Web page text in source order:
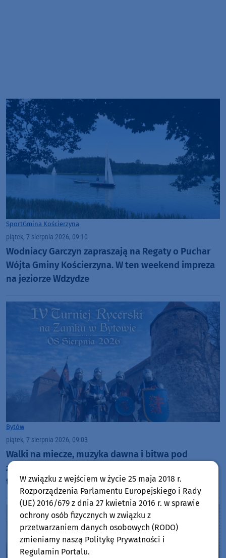
SportGmina Kościerzyna
piątek, 7 sierpnia 2026, 09:10
Wodniacy Garczyn zapraszają na Regaty o Puchar
Wójta Gminy Kościerzyna. W ten weekend impreza
na jeziorze Wdzydze
Bytów
piątek, 7 sierpnia 2026, 09:03
Walki na miecze, muzyka dawna i bitwa pod
zamkiem. Rycerze wracają w sobotę (8.08) na
turniej do Bytowa
W związku z wejściem w życie 25 maja 2018 r.
Rozporządzenia Parlamentu Europejskiego i Rady
(UE) 2016/679 z dnia 27 kwietnia 2016 r. w sprawie
ochrony osób fizycznych w związku z
przetwarzaniem danych osobowych (RODO)
zmieniamy naszą Politykę Prywatności i
Regulamin Portalu.